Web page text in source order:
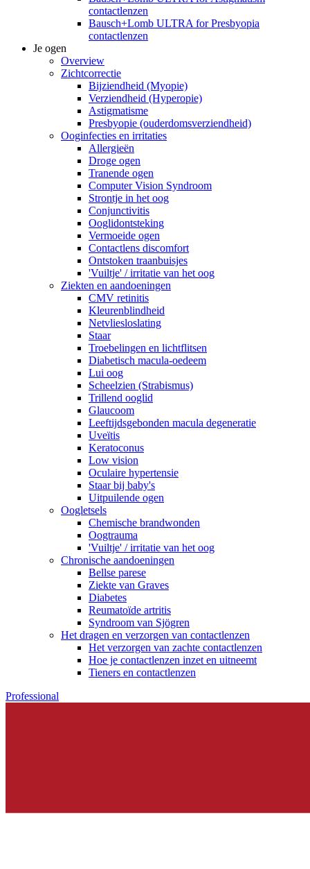
contactlenzen
Bausch+Lomb ULTRA for Presbyopia
contactlenzen
Je ogen
Overview
Zichtcorrectie
Bijziendheid (Myopie)
Verziendheid (Hyperopie)
Astigmatisme
Presbyopie (ouderdomsverziendheid)
Ooginfecties en irritaties
Allergieën
Droge ogen
Tranende ogen
Computer Vision Syndroom
Strontje in het oog
Conjunctivitis
Ooglidontsteking
Vermoeide ogen
Contactlens discomfort
Ontstoken traanbuisjes
'Vuiltje' / irritatie van het oog
Ziekten en aandoeningen
CMV retinitis
Kleurenblindheid
Netvliesloslating
Staar
Troebelingen en lichtflitsen
Diabetisch macula-oedeem
Lui oog
Scheelzien (Strabismus)
Trillend ooglid
Glaucoom
Leeftijdsgebonden macula degeneratie
Uveïtis
Keratoconus
Low vision
Oculaire hypertensie
Staar bij baby's
Uitpuilende ogen
Oogletsels
Chemische brandwonden
Oogtrauma
'Vuiltje' / irritatie van het oog
Chronische aandoeningen
Bellse parese
Ziekte van Graves
Diabetes
Reumatoïde artritis
Syndroom van Sjögren
Het dragen en verzorgen van contactlenzen
Het verzorgen van zachte contactlenzen
Hoe je contactlenzen inzet en uitneemt
Tieners en contactlenzen
Professional